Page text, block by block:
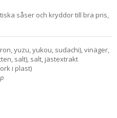
såser och kryddor till bra pris,
yuzu, yukou, sudachi), vinäger,
salt), salt, jästextrakt
i plast)